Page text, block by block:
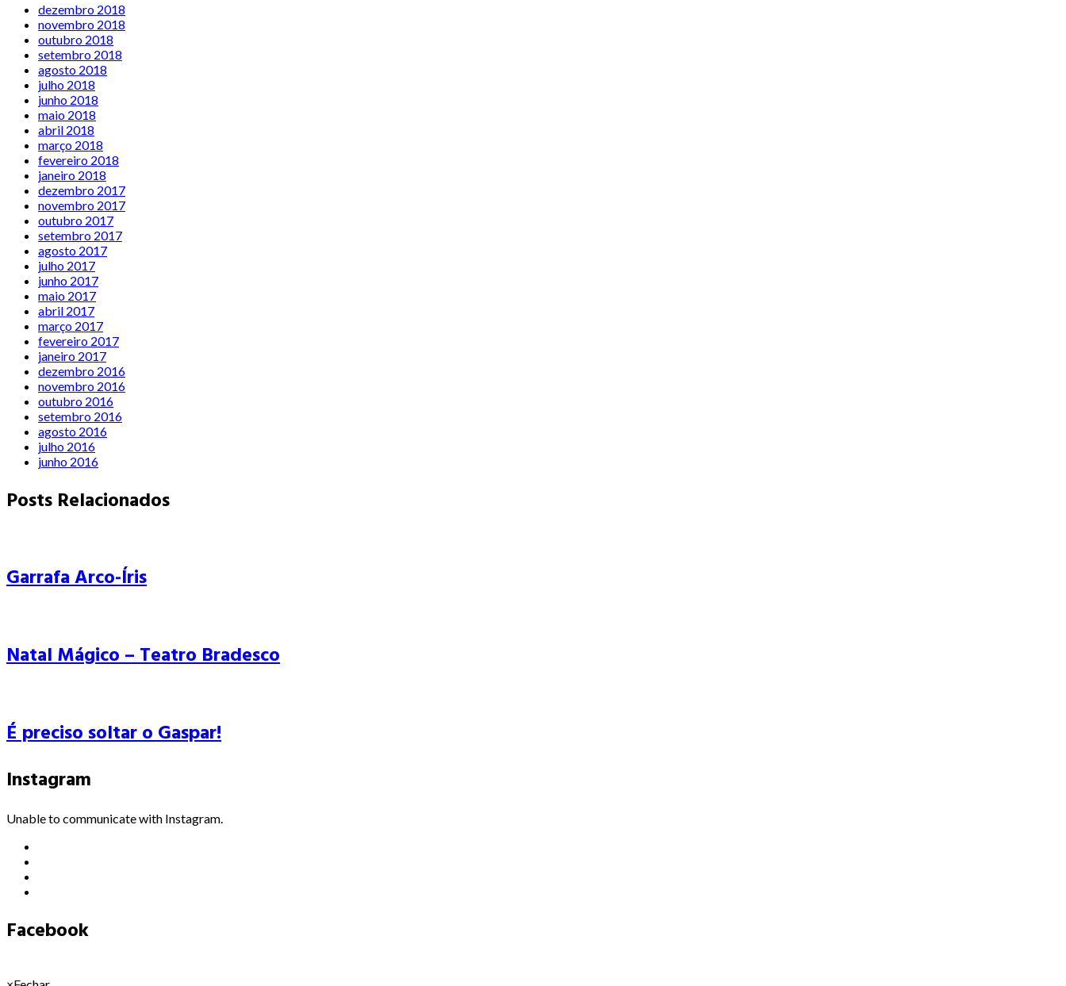
dezembro 2018
novembro 2018
outubro 2018
setembro 2018
agosto 2018
julho 2018
junho 2018
maio 2018
abril 2018
março 2018
fevereiro 2018
janeiro 2018
dezembro 2017
novembro 2017
outubro 2017
setembro 2017
agosto 2017
julho 2017
junho 2017
maio 2017
abril 2017
março 2017
fevereiro 2017
janeiro 2017
dezembro 2016
novembro 2016
outubro 2016
setembro 2016
agosto 2016
julho 2016
junho 2016
Posts Relacionados
Garrafa Arco-Íris
Natal Mágico – Teatro Bradesco
É preciso soltar o Gaspar!
Instagram
Unable to communicate with Instagram.
Facebook